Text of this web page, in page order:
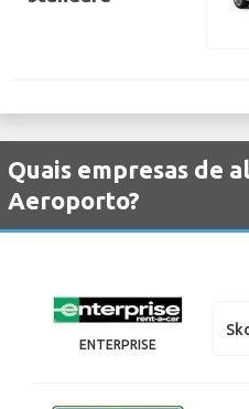
Quais empresas de
Aeroporto?
ENTERPRISE